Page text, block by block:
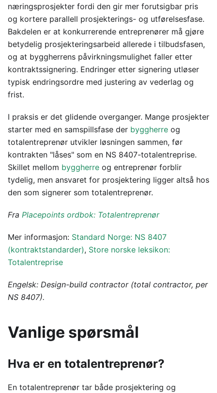
næringsprosjekter fordi den gir mer forutsigbar pris
og kortere parallell prosjekterings- og utførelsesfase.
Bakdelen er at konkurrerende entreprenører må gjøre
betydelig prosjekteringsarbeid allerede i tilbudsfasen,
og at byggherrens påvirkningsmulighet faller etter
kontraktssignering. Endringer etter signering utløser
typisk endringsordre med justering av vederlag og
frist.
I praksis er det glidende overganger. Mange prosjekter
starter med en samspillsfase der byggherre og
totalentreprenør utvikler løsningen sammen, før
kontrakten "låses" som en NS 8407-totalentreprise.
Skillet mellom byggherre og entreprenør forblir
tydelig, men ansvaret for prosjektering ligger altså hos
den som signerer som totalentreprenør.
Fra Placepoints ordbok: Totalentreprenør
Mer informasjon: Standard Norge: NS 8407
(kontraktstandarder), Store norske leksikon:
Totalentreprise
Engelsk: Design-build contractor (total contractor, per
NS 8407).
Vanlige spørsmål
Hva er en totalentreprenør?
En totalentreprenør tar både prosjektering og